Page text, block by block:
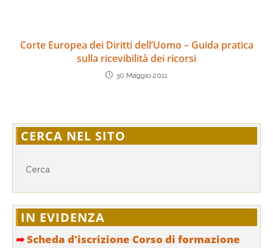
Corte Europea dei Diritti dell’Uomo – Guida pratica
sulla ricevibilità dei ricorsi
30 Maggio 2011
CERCA NEL SITO
IN EVIDENZA
➦Scheda d'iscrizione Corso di formazione